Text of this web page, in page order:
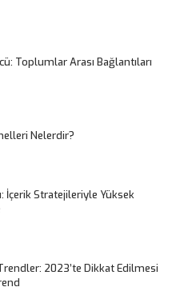
Toplumlar Arası Bağlantıları
Nelerdir?
İçerik Stratejileriyle Yüksek
2023’te Dikkat Edilmesi